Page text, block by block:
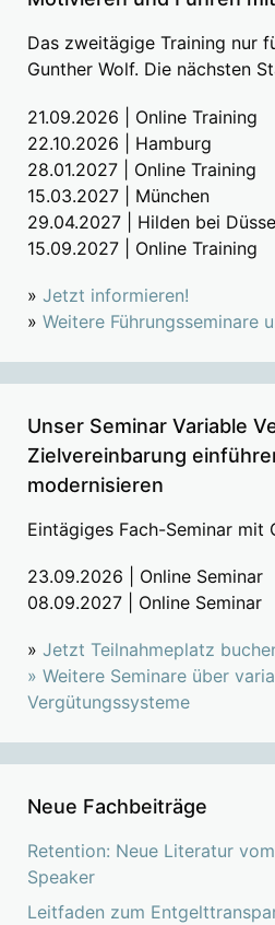
Das zweitägige Training nur
Gunther Wolf. Die nächsten
21.09.2026 | Online Training
22.10.2026 | Hamburg
28.01.2027 | Online Training
15.03.2027 | München
29.04.2027 | Hilden bei
15.09.2027 | Online Training
» Jetzt informieren!
» Weitere Führungsseminare
Unser Seminar Variable
Zielvereinbarung
modernisieren
Eintägiges Fach-Seminar mit
23.09.2026 | Online Seminar
08.09.2027 | Online Seminar
» Jetzt Teilnahmeplatz
» Weitere Seminare über
Vergütungssysteme
Neue Fachbeiträge
Retention: Neue Literatur
Speaker
Leitfaden zum